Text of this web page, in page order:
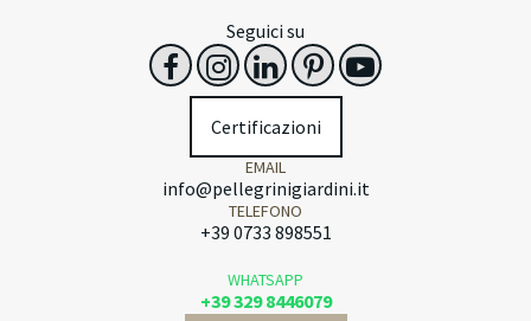
Seguici su
Certificazioni
EMAIL
info@pellegrinigiardini.it
TELEFONO
+39 0733 898551
WHATSAPP
+39 329 8446079